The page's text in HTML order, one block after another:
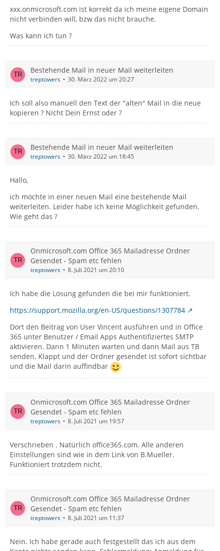
xxx.onmicrosoft.com ist korrekt da ich meine eigene Domain
nicht verbinden will, bzw das nicht brauche.
Was kann ich tun ?
Bestehende Mail in neuer Mail weiterleiten
treptowers 30. März 2022 um 20:27
Ich soll also manuell den Text der "alten" Mail in die neue
kopieren ? Nicht Dein Ernst oder ?
Bestehende Mail in neuer Mail weiterleiten
treptowers 30. März 2022 um 18:45
Hallo,
ich möchte in einer neuen Mail eine bestehende Mail
weiterleiten. Leider habe ich keine Möglichkeit gefunden.
Wie geht das ?
Onmicrosoft.com Office 365 Mailadresse Ordner
Gesendet - Spam etc fehlen
treptowers 8. Juli 2021 um 20:10
Ich habe die Lösung gefunden die bei mir funktioniert.
https://support.mozilla.org/en-US/questions/1307784
Dort den Beitrag von User Vincent ausführen und in Office
365 unter Benutzer / Email Apps Authentifiziertes SMTP
aktivieren. Dann 1 Minuten warten und dann Mail aus TB
senden. Klappt und der Ordner gesendet ist sofort sichtbar
und die Mail darin auffindbar
Onmicrosoft.com Office 365 Mailadresse Ordner
Gesendet - Spam etc fehlen
treptowers 8. Juli 2021 um 19:57
Verschrieben . Natürlich office365.com. Alle anderen
Einstellungen sind wie in dem Link von B.Mueller.
Funktioniert trotzdem nicht.
Onmicrosoft.com Office 365 Mailadresse Ordner
Gesendet - Spam etc fehlen
treptowers 8. Juli 2021 um 11:37
Nein. Ich habe gerade auch festgestellt das ich aus dem